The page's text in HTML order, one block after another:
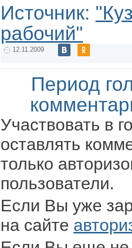
Источник:
рабочий"
12.11.2009
Период
Участвовать в
оставлять
только
пользователи.
Если Вы уже
на сайте